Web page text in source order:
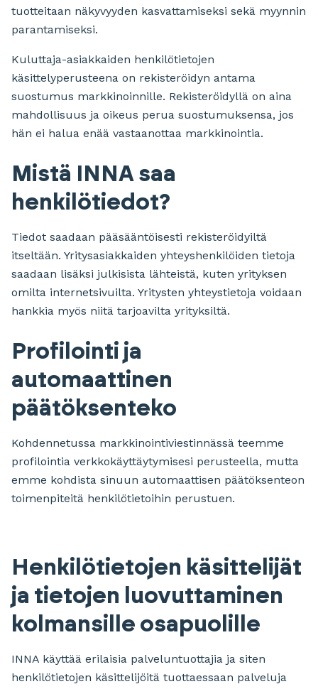
tuotteitaan näkyvyyden kasvattamiseksi sekä myynnin
parantamiseksi.
Kuluttaja-asiakkaiden henkilötietojen
käsittelyperusteena on rekisteröidyn antama
suostumus markkinoinnille. Rekisteröidyllä on aina
mahdollisuus ja oikeus perua suostumuksensa, jos
hän ei halua enää vastaanottaa markkinointia.
Mistä INNA saa
henkilötiedot?
Tiedot saadaan pääsääntöisesti rekisteröidyiltä
itseltään. Yritysasiakkaiden yhteyshenkilöiden tietoja
saadaan lisäksi julkisista lähteistä, kuten yrityksen
omilta internetsivuilta. Yritysten yhteystietoja voidaan
hankkia myös niitä tarjoavilta yrityksiltä.
Profilointi ja
automaattinen
päätöksenteko
Kohdennetussa markkinointiviestinnässä teemme
profilointia verkkokäyttäytymisesi perusteella, mutta
emme kohdista sinuun automaattisen päätöksenteon
toimenpiteitä henkilötietoihin perustuen.
Henkilötietojen käsittelijät
ja tietojen luovuttaminen
kolmansille osapuolille
INNA käyttää erilaisia palveluntuottajia ja siten
henkilötietojen käsittelijöitä tuottaessaan palveluja